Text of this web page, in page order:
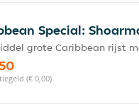
Special:
grote Caribbean rijst
(€ 0,00)